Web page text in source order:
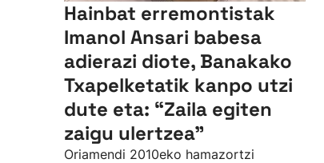
Hainbat erremontistak
Imanol Ansari babesa
adierazi diote, Banakako
Txapelketatik kanpo utzi
dute eta: “Zaila egiten
zaigu ulertzea”
Oriamendi 2010eko hamazortzi